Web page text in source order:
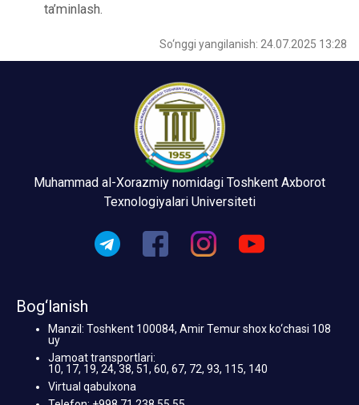
ta’minlash.
So‘nggi yangilanish: 24.07.2025 13:28
Muhammad al-Xorazmiy nomidagi Toshkent Axborot
Texnologiyalari Universiteti
Bog‘lanish
Manzil: Toshkent 100084, Amir Temur shox ko‘chasi 108
uy
Jamoat transportlari:
10, 17, 19, 24, 38, 51, 60, 67, 72, 93, 115, 140
Virtual qabulxona